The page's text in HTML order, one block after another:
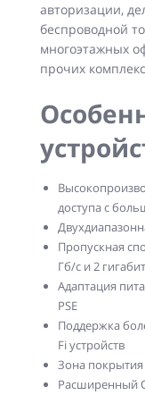
авторизации,
беспроводной
многоэтажных
прочих
доступа с
Пропускная
Гб/с и 2
Адаптация
PSE
Поддержка
Fi устройств
Зона
Расширенный